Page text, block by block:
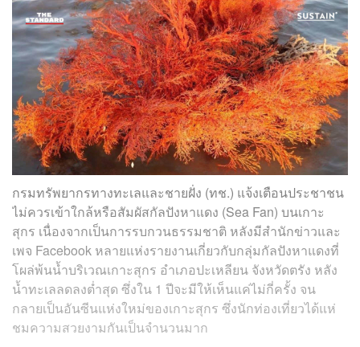
กรมทรัพยากรทางทะเลและชายฝั่ง (ทช.) แจ้งเตือนประชาชน
ไม่ควรเข้าใกล้หรือสัมผัสกัลปังหาแดง (Sea Fan) บนเกาะ
สุกร เนื่องจากเป็นการรบกวนธรรมชาติ หลังมีสำนักข่าวและ
เพจ Facebook หลายแห่งรายงานเกี่ยวกับกลุ่มกัลปังหาแดงที่
โผล่พ้นน้ำบริเวณเกาะสุกร อำเภอปะเหลียน จังหวัดตรัง หลัง
น้ำทะเลลดลงต่ำสุด ซึ่งใน 1 ปีจะมีให้เห็นแค่ไม่กี่ครั้ง จน
กลายเป็นอันซีนแห่งใหม่ของเกาะสุกร ซึ่งนักท่องเที่ยวได้แห่
ชมความสวยงามกันเป็นจำนวนมาก